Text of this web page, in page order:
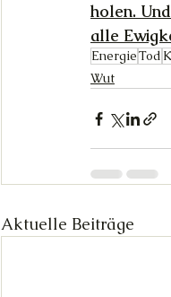
holen.
alle
EnergieTod
Wut
Aktuelle Beiträge